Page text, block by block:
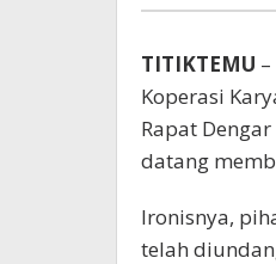
TITIKTEMU
Koperasi
Rapat
datang
Ironisnya,
telah